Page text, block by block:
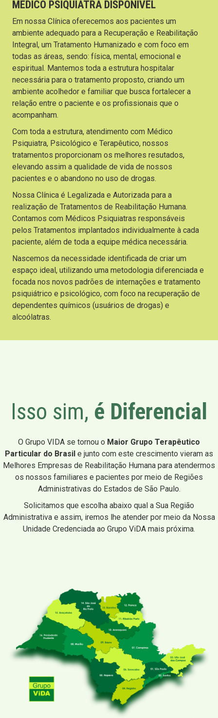
MÉDICO PSIQUIATRA DISPONÍVEL
Em nossa Clínica oferecemos aos pacientes um
ambiente adequado para a Recuperação e Reabilitação
Integral, um Tratamento Humanizado e com foco em
todas as áreas, sendo: física, mental, emocional e
espiritual. Mantemos toda a estrutura hospitalar
necessária para o tratamento proposto, criando um
ambiente acolhedor e familiar que busca fortalecer a
relação entre o paciente e os profissionais que o
acompanham.
Com toda a estrutura, atendimento com Médico
Psiquiatra, Psicológico e Terapêutico, nossos
tratamentos proporcionam os melhores resutados,
elevando assim a qualidade de vida de nossos
pacientes e o abandono no uso de drogas.
Nossa Clínica é Legalizada e Autorizada para a
realização de Tratamentos de Reabilitação Humana.
Contamos com Médicos Psiquiatras responsáveis
pelos Tratamentos implantados individualmente à cada
paciente, além de toda a equipe médica necessária.
Nascemos da necessidade identificada de criar um
espaço ideal, utilizando uma metodologia diferenciada e
focada nos novos padrões de internações e tratamento
psiquiátrico e psicológico, com foco na recuperação de
dependentes químicos (usuários de drogas) e
alcoólatras.
Isso sim, é Diferencial
O Grupo VIDA se tornou o Maior Grupo Terapêutico
Particular do Brasil e junto com este crescimento vieram as
Melhores Empresas de Reabilitação Humana para atendermos
os nossos familiares e pacientes por meio de Regiões
Administrativas do Estados de São Paulo.
Solicitamos que escolha abaixo qual a Sua Região
Administrativa e assim, iremos lhe atender por meio da Nossa
Unidade Credenciada ao Grupo ViDA mais próxima.